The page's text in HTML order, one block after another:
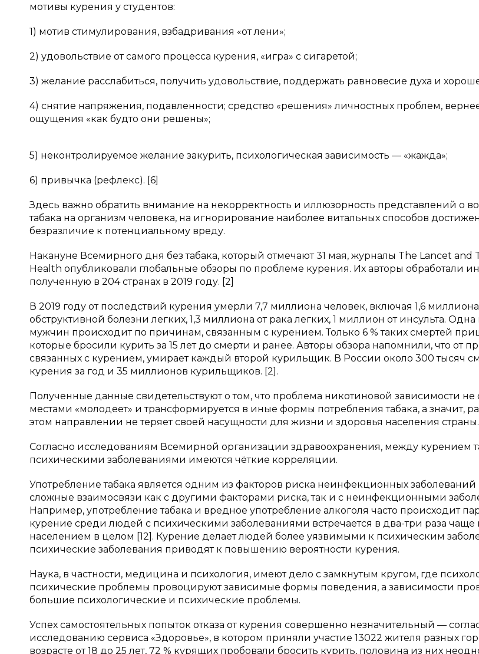
мотивы курения у студентов:
1) мотив стимулирования, взбадривания «от лени»;
2) удовольствие от самого процесса курения, «игра» с сигаретой;
3) желание расслабиться, получить удовольствие, поддержать равновесие духа и
4) снятие напряжения, подавленности; средство «решения» личностных проблем,
ощущения «как будто они решены»;
5) неконтролируемое желание закурить, психологическая зависимость — «жажда»;
6) привычка (рефлекс). [6]
Здесь важно обратить внимание на некорректность и иллюзорность представлений о
табака на организм человека, на игнорирование наиболее витальных способов
безразличие к потенциальному вреду.
Накануне Всемирного дня без табака, который отмечают 31 мая, журналы The Lancet and
Health опубликовали глобальные обзоры по проблеме курения. Их авторы обработали
полученную в 204 странах в 2019 году. [2]
В 2019 году от последствий курения умерли 7,7 миллиона человек, включая 1,6
обструктивной болезни легких, 1,3 миллиона от рака легких, 1 миллион от инсульта.
мужчин происходит по причинам, связанным с курением. Только 6 % таких смертей
которые бросили курить за 15 лет до смерти и ранее. Авторы обзора напомнили, что от
связанных с курением, умирает каждый второй курильщик. В России около 300 тысяч
курения за год и 35 миллионов курильщиков. [2].
Полученные данные свидетельствуют о том, что проблема никотиновой зависимости не
местами «молодеет» и трансформируется в иные формы потребления табака, а значит,
этом направлении не теряет своей насущности для жизни и здоровья населения страны.
Согласно исследованиям Всемирной организации здравоохранения, между курением
психическими заболеваниями имеются чёткие корреляции.
Употребление табака является одним из факторов риска неинфекционных
сложные взаимосвязи как с другими факторами риска, так и с неинфекционными
Например, употребление табака и вредное употребление алкоголя часто происходит
курение среди людей с психическими заболеваниями встречается в два-три раза
населением в целом [12]. Курение делает людей более уязвимыми к психическим
психические заболевания приводят к повышению вероятности курения.
Наука, в частности, медицина и психология, имеют дело с замкнутым кругом, где
психические проблемы провоцируют зависимые формы поведения, а зависимости
большие психологические и психические проблемы.
Успех самостоятельных попыток отказа от курения совершенно незначительный —
исследованию сервиса «Здоровье», в котором приняли участие 13022 жителя разных
возрасте от 18 до 25 лет, 72 % курящих пробовали бросить курить, половина из них